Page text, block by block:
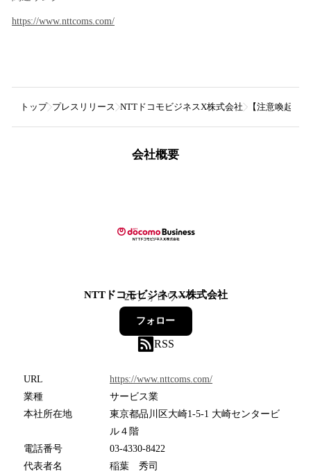
https://www.nttcoms.com/
トップ プレスリリース NTTドコモビジネスX株式会社 【注意喚起】
会社概要
NTTドコモビジネスX株式会社
20フォロワー
フォロー
RSS
URL
https://www.nttcoms.com/
業種
サービス業
本社所在地
東京都品川区大崎1-5-1 大崎センタービ
ル４階
電話番号
03-4330-8422
代表者名
稲葉 秀司